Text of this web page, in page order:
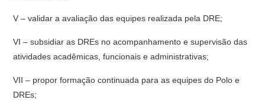
V – validar a avaliação das equipes realizada pela DRE;
VI – subsidiar as DREs no acompanhamento e supervisão das
atividades acadêmicas, funcionais e administrativas;
VII – propor formação continuada para as equipes do Polo e
DREs;